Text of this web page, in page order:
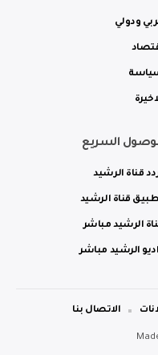
ودولي
السريع
قناة الرشيد
قناة الرشيد
الرشيد مباشر
الرشيد مباشر
الاتصال بنا